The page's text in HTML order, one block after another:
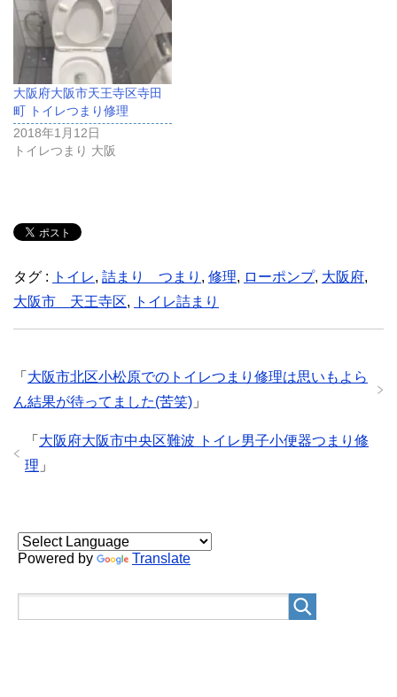
大阪府大阪市天王寺区寺田
町 トイレつまり修理
2018年1月12日
トイレつまり 大阪
タグ : トイレ, 詰まり つまり , 修理, ローポンプ, 大阪府,
大阪市 天王寺区, トイレ詰まり
「 大阪市北区小松原でのトイレつまり修理は思いもよら
ん結果が待ってました(苦笑) 」
「 大阪府大阪市中央区難波 トイレ男子小便器つまり修
理 」
Powered by Translate